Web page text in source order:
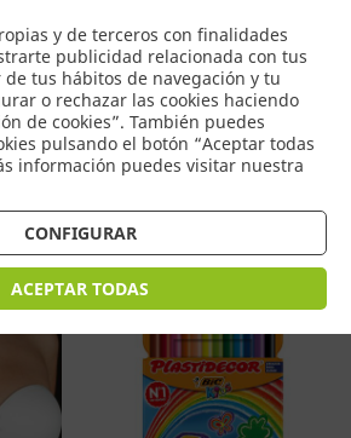
y de terceros con finalidades
publicidad relacionada con tus
tus hábitos de navegación y tu
o rechazar las cookies haciendo
de cookies”. También puedes
pulsando el botón “Aceptar todas
información puedes visitar nuestra
CONFIGURAR
ACEPTAR TODAS
0
)
Ordenar por precio